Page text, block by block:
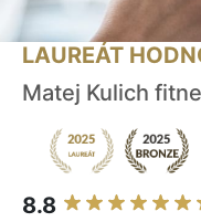
LAUREÁT
Matej Kulich
8.8